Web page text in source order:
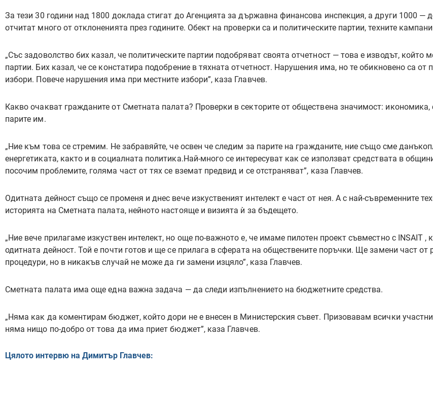
За тези 30 години над 1800 доклада стигат до Агенцията за държавна финансова инспекция, а други 1000 —
отчитат много от отклоненията през годините. Обект на проверки са и политическите партии, техните
„Със задоволство бих казал, че политическите партии подобряват своята отчетност — това е изводът,
партии. Бих казал, че се констатира подобрение в тяхната отчетност. Нарушения има, но те обикновено са
избори. Повече нарушения има при местните избори”, каза Главчев.
Какво очакват гражданите от Сметната палата? Проверки в секторите от обществена значимост: икономика,
парите им.
„Ние към това се стремим. Не забравяйте, че освен че следим за парите на гражданите, ние също сме
енергетиката, както и в социалната политика.Най-много се интересуват как се използват средствата в
посочим проблемите, голяма част от тях се вземат предвид и се отстраняват”, каза Главчев.
Одитната дейност също се променя и днес вече изкуственият интелект е част от нея. А с най-съвременните
историята на Сметната палата, нейното настояще и визията ѝ за бъдещето.
„Ние вече прилагаме изкуствен интелект, но още по-важното е, че имаме пилотен проект съвместно с INSAIT ,
одитната дейност. Той е почти готов и ще се прилага в сферата на обществените поръчки. Ще замени част от
процедури, но в никакъв случай не може да ги замени изцяло”, каза Главчев.
Сметната палата има още една важна задача — да следи изпълнението на бюджетните средства.
„Няма как да коментирам бюджет, който дори не е внесен в Министерския съвет. Призовавам всички
няма нищо по-добро от това да има приет бюджет”, каза Главчев.
Цялото интервю на Димитър Главчев: